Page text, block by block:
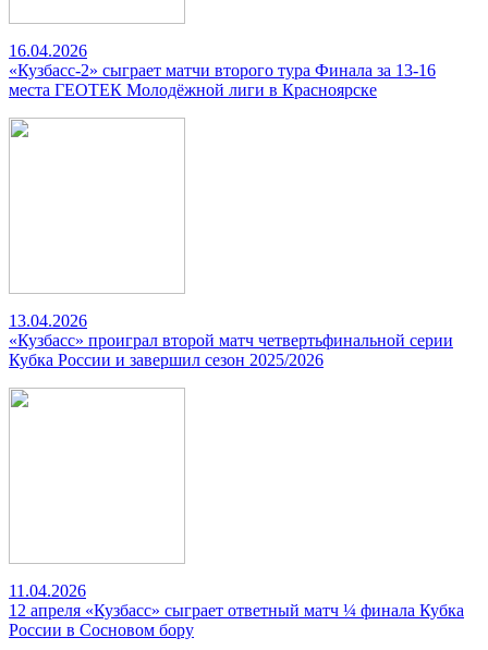
16.04.2026
«Кузбасс-2» сыграет матчи второго тура Финала за 13-16
места ГЕОТЕК Молодёжной лиги в Красноярске
13.04.2026
«Кузбасс» проиграл второй матч четвертьфинальной серии
Кубка России и завершил сезон 2025/2026
11.04.2026
12 апреля «Кузбасс» сыграет ответный матч ¼ финала Кубка
России в Сосновом бору